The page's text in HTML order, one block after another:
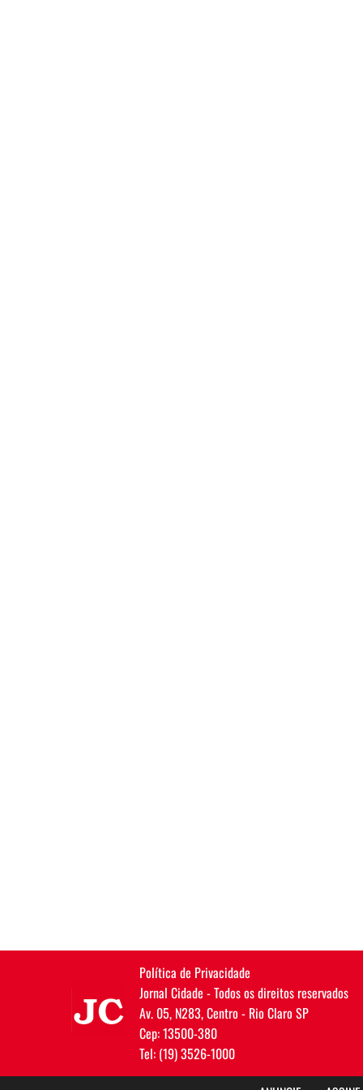
JC
Política de Privacidade
Jornal Cidade - Todos os direitos reservados
Av. 05, N283, Centro - Rio Claro SP
Cep: 13500-380
Tel: (19) 3526-1000